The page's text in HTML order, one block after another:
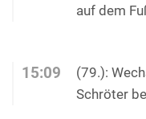
auf dem
15:09
(79.):
Schröter